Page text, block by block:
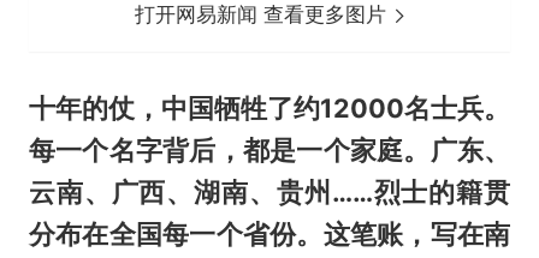
打开网易新闻 查看更多图片
十年的仗，中国牺牲了约12000名士兵。
每一个名字背后，都是一个家庭。广东、
云南、广西、湖南、贵州……烈士的籍贯
分布在全国每一个省份。这笔账，写在南